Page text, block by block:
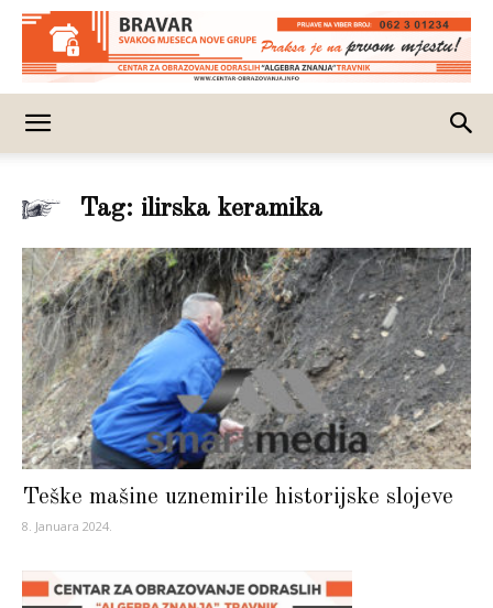
Tag: ilirska keramika
Teške mašine uznemirile historijske slojeve
8. Januara 2024.